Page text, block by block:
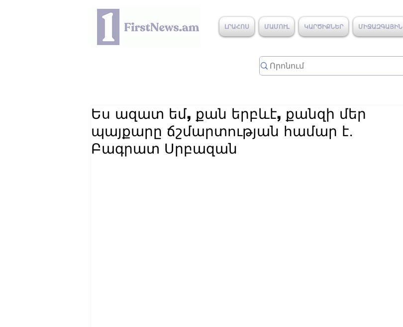
ԼՐԱՀՈՍ ՄԱՄՈՒԼ ԿԱՐԾԻՔՆԵՐ ՄԻՋԱԶԳԱՅԻՆ
Ես ազատ եմ, քան երբևէ, քանզի մեր
պայքարը ճշմարտության համար է․
Բագրատ Սրբազան